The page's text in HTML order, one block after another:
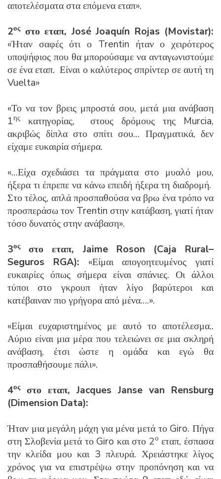
αποτελέσματα στα επόμενα εταπ».
2οςστο εταπ, José Joaquín Rojas (Movistar):
«Ήταν σαφές ότι ο Trentin ήταν ο χειρότερος
υποψήφιος που θα μπορούσαμε να ανταγωνιστούμε
σε ένα εταπ. Είναι ο καλύτερος σπρίντερ σε αυτή τη
Vuelta»
«Το να τον βρεις μπροστά σου, μετά μια ανάβαση
1ης
κατηγορίας, στους δρόμους της Murcia,
ακριβώς δίπλα στο σπίτι σου… Πραγματικά, δεν
είχαμε ευκαιρία σήμερα.
«…Είχα σχεδιάσει τα πράγματα στο μυαλό μου,
ήξερα τι έπρεπε να κάνω επειδή ήξερα τη διαδρομή.
Στο τέλος, απλά προσπαθούσα να βρω ένα τρόπο να
προσπεράσω τον Trentin στην κατάβαση, γιατί ήταν
τόσο δυνατός στην ανάβαση».
3οςστο εταπ, Jaime Roson (Caja Rural–
Seguros
RGA): «Είμαι απογοητευμένος γιατί
ευκαιρίες όπως σήμερα είναι σπάνιες. Οι άλλοι
τύποι στο γκρουπ ήταν λίγο βαρύτεροι και
κατέβαιναν πιο γρήγορα από μένα….».
«Είμαι ευχαριστημένος με αυτό το αποτέλεσμα..
Αύριο είναι μια μέρα που τελειώνει σε μια σκληρή
ανάβαση, έτσι ώστε η ομάδα και εγώ θα
προσπαθήσουμε πάλι».
4ος στο εταπ, Jacques Janse van Rensburg
(Dimension Data):
Ήταν μια μεγάλη μάχη για μένα μετά το Giro. Πήγα
στη Σλοβενία μετά το Giro και στο 2ο εταπ, έσπασα
την κλείδα μου και 3 πλευρά. Χρειάστηκε λίγος
χρόνος για να επιστρέψω στην προπόνηση και να